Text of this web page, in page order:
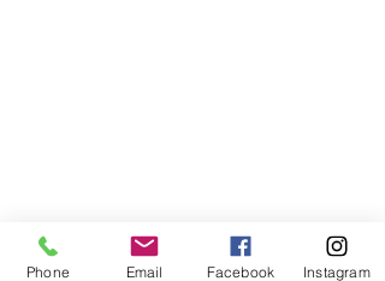
Phone Email Facebook Instagram